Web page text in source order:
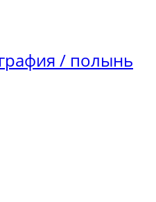
/ полынь